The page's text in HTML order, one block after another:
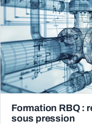
Formation RBQ :
sous pression